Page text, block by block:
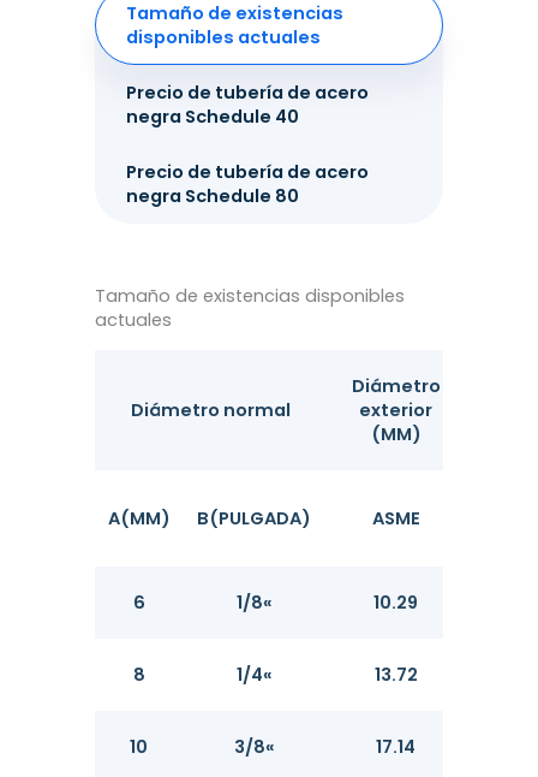
Tamaño de existencias
disponibles actuales
Precio de tubería de acero
negra Schedule 40
Precio de tubería de acero
negra Schedule 80
Tamaño de existencias disponibles
actuales
Diámetro normal
Diámetro
exterior
(MM)
A(MM) B(PULGADA) ASME
6 1/8« 10.29
8 1/4« 13.72
10 3/8« 17.14